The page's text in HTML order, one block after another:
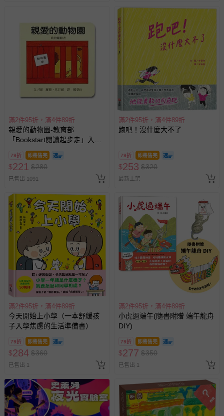
滿2件95折，滿4件89折
親愛的動物園-教育部
「Bookstart閱讀起步走」入選
79折 即將售完
$221 $280
已售出 1091
滿2件95折，滿4件89折
跑吧！沒什麼大不了
79折 即將售完
$253 $320
最新上架
滿2件95折，滿4件89折
今天開始上小學（一本舒緩孩
子入學焦慮的生活準備書）
79折 即將售完
$284 $360
已售出 1
滿2件95折，滿4件89折
小虎過端午(隨書附贈 端午龍舟
DIY)
79折 即將售完
$277 $350
已售出 1